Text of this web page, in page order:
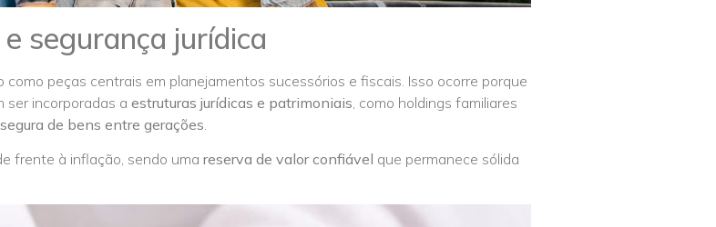
segurança jurídica
peças centrais em planejamentos sucessórios e fiscais. Isso ocorre porque
ser incorporadas a estruturas jurídicas e patrimoniais , como holdings familiares
de bens entre gerações
frente à inflação, sendo uma reserva de valor confiável que permanece sólida